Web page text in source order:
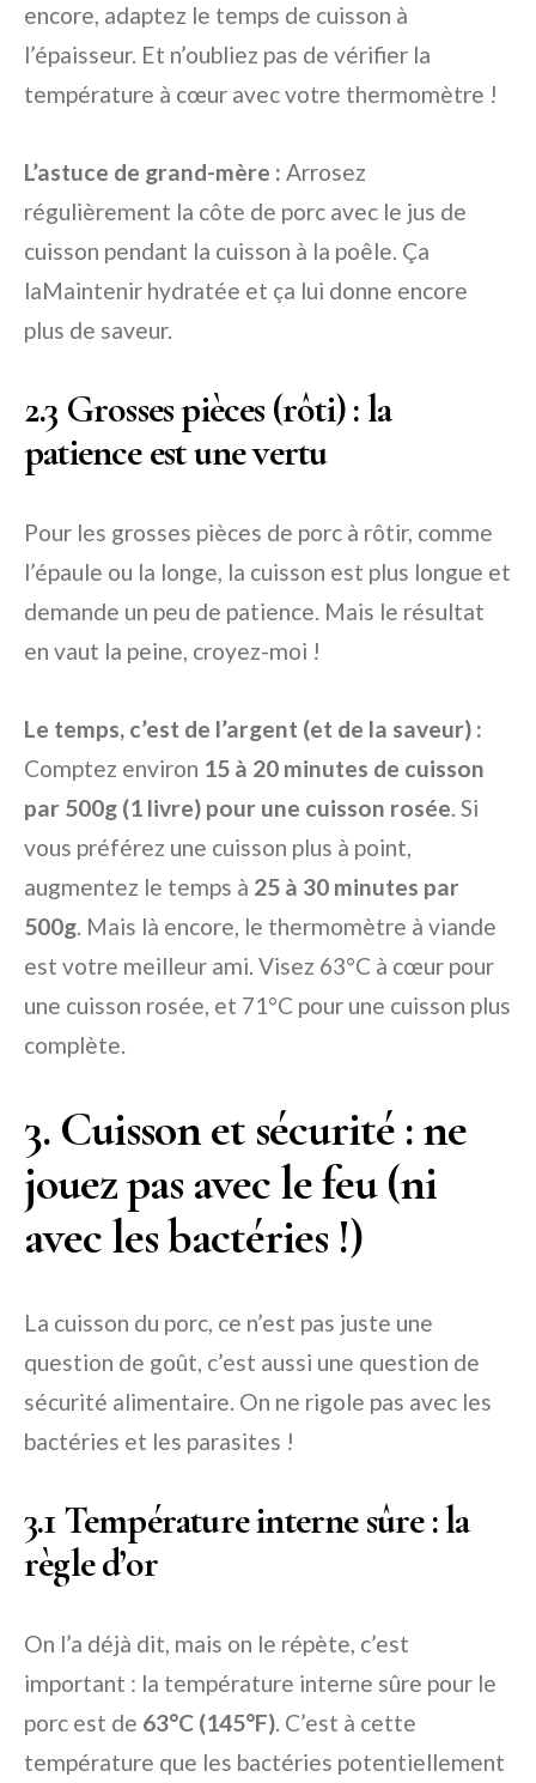
encore, adaptez le temps de cuisson à
l’épaisseur. Et n’oubliez pas de vérifier la
température à cœur avec votre thermomètre !
L’astuce de grand-mère : Arrosez
régulièrement la côte de porc avec le jus de
cuisson pendant la cuisson à la poêle. Ça
laMaintenir hydratée et ça lui donne encore
plus de saveur.
2.3 Grosses pièces (rôti) : la
patience est une vertu
Pour les grosses pièces de porc à rôtir, comme
l’épaule ou la longe, la cuisson est plus longue et
demande un peu de patience. Mais le résultat
en vaut la peine, croyez-moi !
Le temps, c’est de l’argent (et de la saveur) :
Comptez environ 15 à 20 minutes de cuisson
par 500g (1 livre) pour une cuisson rosée. Si
vous préférez une cuisson plus à point,
augmentez le temps à 25 à 30 minutes par
500g. Mais là encore, le thermomètre à viande
est votre meilleur ami. Visez 63°C à cœur pour
une cuisson rosée, et 71°C pour une cuisson plus
complète.
3. Cuisson et sécurité : ne
jouez pas avec le feu (ni
avec les bactéries !)
La cuisson du porc, ce n’est pas juste une
question de goût, c’est aussi une question de
sécurité alimentaire. On ne rigole pas avec les
bactéries et les parasites !
3.1 Température interne sûre : la
règle d’or
On l’a déjà dit, mais on le répète, c’est
important : la température interne sûre pour le
porc est de 63°C (145°F). C’est à cette
température que les bactéries potentiellement